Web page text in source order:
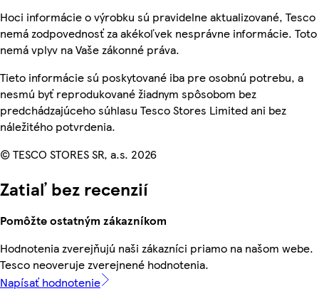
Hoci informácie o výrobku sú pravidelne aktualizované, Tesco
nemá zodpovednosť za akékoľvek nesprávne informácie. Toto
nemá vplyv na Vaše zákonné práva.
Tieto informácie sú poskytované iba pre osobnú potrebu, a
nesmú byť reprodukované žiadnym spôsobom bez
predchádzajúceho súhlasu Tesco Stores Limited ani bez
náležitého potvrdenia.
© TESCO STORES SR, a.s. 2026
Zatiaľ bez recenzií
Pomôžte ostatným zákazníkom
Hodnotenia zverejňujú naši zákazníci priamo na našom webe.
Tesco neoveruje zverejnené hodnotenia.
Napísať hodnotenie